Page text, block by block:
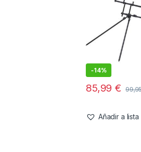
-14%
85,99€
Añadir a